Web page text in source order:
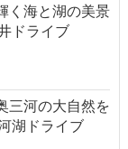
く海と湖の美景
ドライブ
三河の大自然を
湖ドライブ